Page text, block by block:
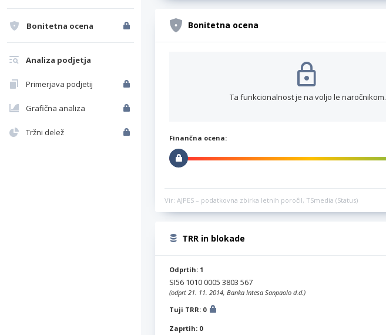
Bonitetna ocena
Analiza podjetja
Primerjava podjetij
Grafična analiza
Tržni delež
Bonitetna ocena
Ta funkcionalnost je na voljo le naročnikom.
Finančna ocena:
Vir: AJPES – podatkovna zbirka letnih poročil, TSmedia (Status)
TRR in blokade
Odprtih: 1
SI56 1010 0005 3803 567
(odprt 21. 11. 2014, Banka Intesa Sanpaolo d.d.)
Tuji TRR: 0
Zaprtih: 0